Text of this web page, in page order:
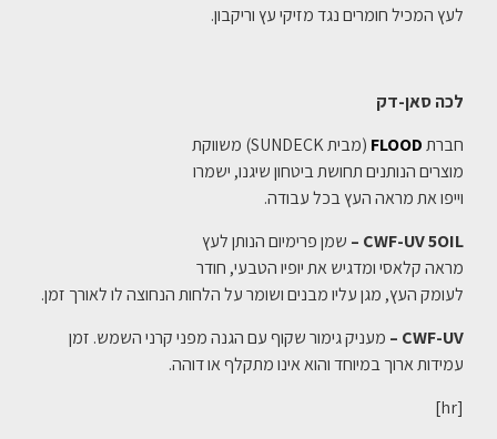
לעץ המכיל חומרים נגד מזיקי עץ וריקבון.
לכה סאן-דק
חברתFLOOD
(מבית SUNDECK) משווקת
מוצרים הנותנים תחושת ביטחון שיגנו, ישמרו
וייפו את מראה העץ בכל עבודה.
CWF-UV 5OIL
– שמן פרימיום הנותן לעץ
מראה קלאסי ומדגיש את יופיו הטבעי, חודר
לעומק העץ, מגן עליו מבנים ושומר על הלחות הנחוצה לו לאורך זמן.
CWF-UV –
מעניק גימור שקוף עם הגנה מפני קרני השמש. זמן
עמידות ארוך במיוחד והוא אינו מתקלף או דוהה.
[hr]